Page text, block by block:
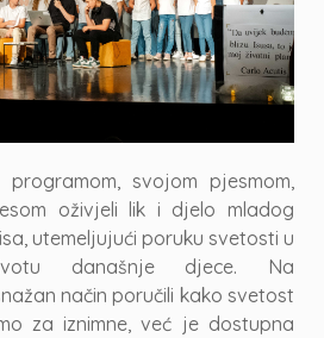
svojom pjesmom,
oživjeli lik i djelo mladog
utemeljujući poruku svetosti u
današnje djece. Na
način poručili kako svetost
za iznimne, već je dostupna